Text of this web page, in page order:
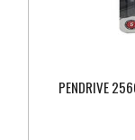
PENDRIVE